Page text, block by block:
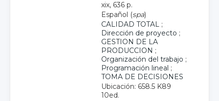
xix, 636 p.
Español (spa)
CALIDAD TOTAL ;
Dirección de proyecto ;
GESTION DE LA
PRODUCCION ;
Organización del trabajo ;
Programación lineal ;
TOMA DE DECISIONES
Ubicación: 658.5 K89
10ed.